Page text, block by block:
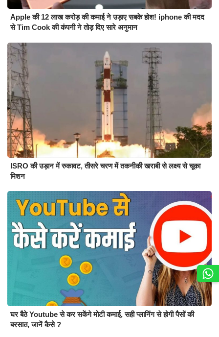
Apple की 12 लाख करोड़ की कमाई ने उड़ाए सबके होश! iphone की मदद
से Tim Cook की कंपनी ने तोड़ दिए सारे अनुमान
ISRO की उड़ान में रुकावट, तीसरे चरण में तकनीकी खराबी से लक्ष्य से चूका
मिशन
घर बैठे Youtube से कर सकेंगे मोटी कमाई, सही प्लानिंग से होगी पैसों की
बरसात, जानें कैसे ?